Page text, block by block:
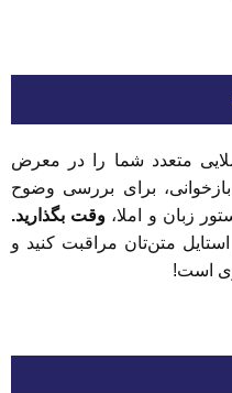
متعدد شما را در معرض
برای بررسی وضوح
زبان و املا، وقت بگذارید.
متن‌تان مراقبت کنید و
است!